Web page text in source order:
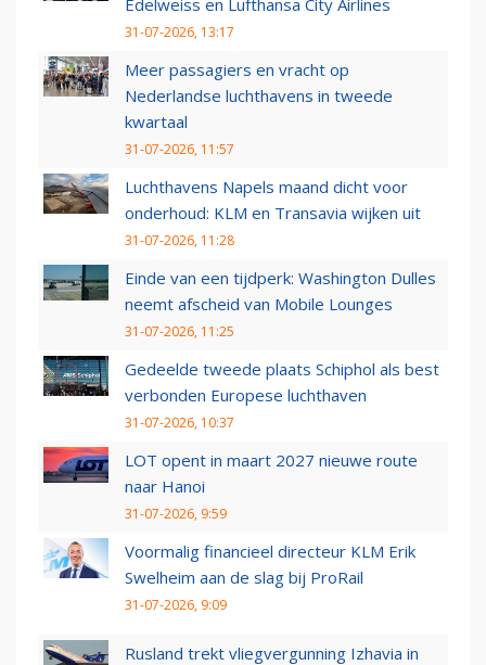
31-07-2026, 13:17
Meer passagiers en vracht op
Nederlandse luchthavens in tweede
kwartaal
31-07-2026, 11:57
Luchthavens Napels maand dicht voor
onderhoud: KLM en Transavia wijken uit
31-07-2026, 11:28
Einde van een tijdperk: Washington Dulles
neemt afscheid van Mobile Lounges
31-07-2026, 11:25
Gedeelde tweede plaats Schiphol als best
verbonden Europese luchthaven
31-07-2026, 10:37
LOT opent in maart 2027 nieuwe route
naar Hanoi
31-07-2026, 9:59
Voormalig financieel directeur KLM Erik
Swelheim aan de slag bij ProRail
31-07-2026, 9:09
Rusland trekt vliegvergunning Izhavia in